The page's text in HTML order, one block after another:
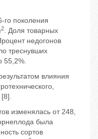
го поколения
2. Доля товарных
недогонов
треснувших
55,2%.
влияния
[8].
изменялась от 248,
была
сортов